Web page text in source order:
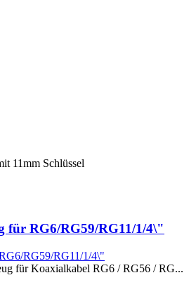
11mm Schlüssel
für RG6/RG59/RG11/1/4\"
für Koaxialkabel RG6 / RG56 / RG...